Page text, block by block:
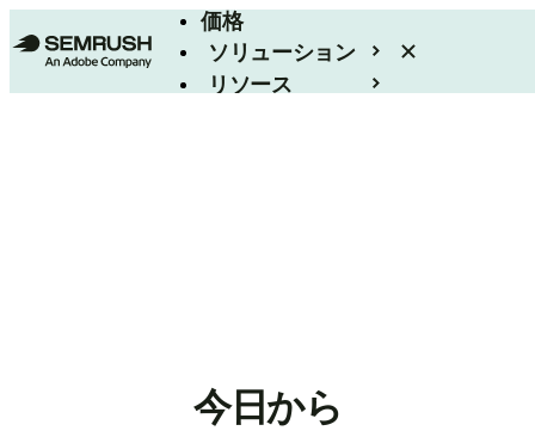
価格
ソリューション
リソース
今日から